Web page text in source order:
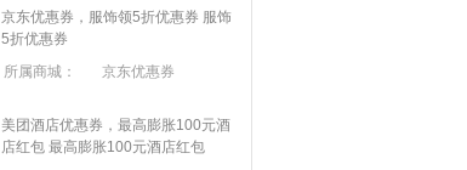
京东优惠券，服饰领5折优惠券 服饰
5折优惠券
所属商城：
京东优惠券
美团酒店优惠券，最高膨胀100元酒
店红包 最高膨胀100元酒店红包